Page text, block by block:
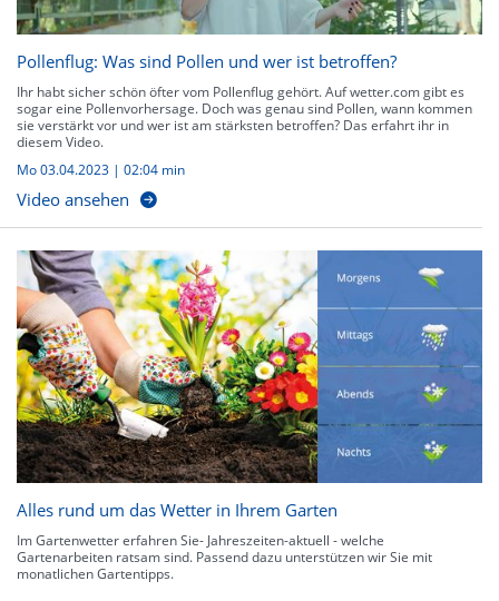
Pollenflug: Was sind Pollen und wer ist betroffen?
Ihr habt sicher schön öfter vom Pollenflug gehört. Auf wetter.com gibt es
sogar eine Pollenvorhersage. Doch was genau sind Pollen, wann kommen
sie verstärkt vor und wer ist am stärksten betroffen? Das erfahrt ihr in
diesem Video.
Mo 03.04.2023 | 02:04 min
Video ansehen
Alles rund um das Wetter in Ihrem Garten
Im Gartenwetter erfahren Sie- Jahreszeiten-aktuell - welche
Gartenarbeiten ratsam sind. Passend dazu unterstützen wir Sie mit
monatlichen Gartentipps.